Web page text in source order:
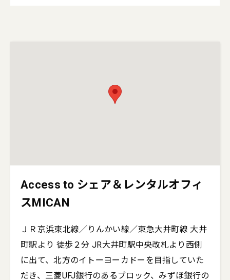
Access to シェア＆レンタルオフィ
スMICAN
ＪＲ京浜東北線／りんかい線／東急大井町線 大井
町駅より 徒歩２分 JR大井町駅中央改札より西側
に出て、北方のイトーヨーカドーを目指していた
だき、三菱UFJ銀行のあるブロック、みずほ銀行の